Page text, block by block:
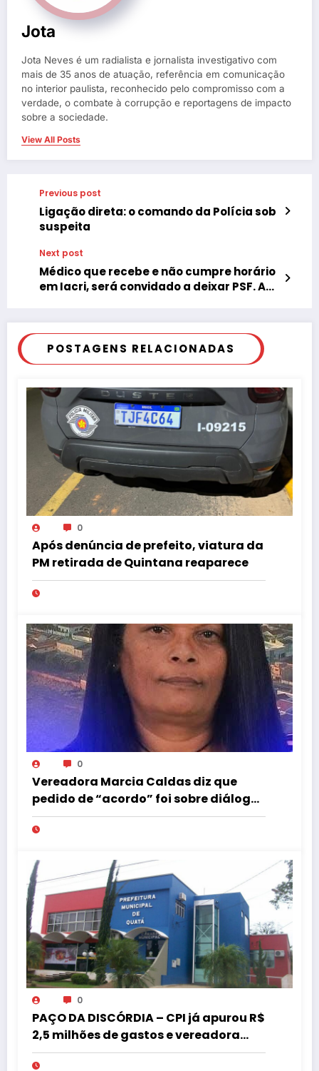
Jota
Jota Neves é um radialista e jornalista investigativo com
mais de 35 anos de atuação, referência em comunicação
no interior paulista, reconhecido pelo compromisso com a
verdade, o combate à corrupção e reportagens de impacto
sobre a sociedade.
View All Posts
Previous post
Ligação direta: o comando da Polícia sob
suspeita
Next post
Médico que recebe e não cumpre horário
em Iacri, será convidado a deixar PSF. A
POSTAGENS RELACIONADAS
0
Após denúncia de prefeito, viatura da
PM retirada de Quintana reaparece
0
Vereadora Marcia Caldas diz que
pedido de “acordo” foi sobre diálogo
institucional
0
PAÇO DA DISCÓRDIA – CPI já apurou R$
2,5 milhões de gastos e vereadora
pede “acordo” para aprovar R$ 9,5